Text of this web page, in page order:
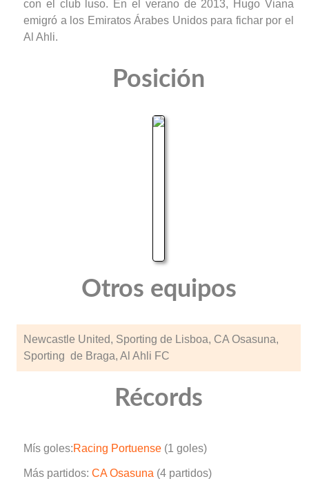
con el club luso. En el verano de 2013, Hugo Viana
emigró a los Emiratos Árabes Unidos para fichar por el
Al Ahli.
Posición
Otros equipos
Newcastle United, Sporting de Lisboa, CA Osasuna,
Sporting de Braga, Al Ahli FC
Récords
Mís goles:Racing Portuense (1 goles)
Más partidos: CA Osasuna (4 partidos)